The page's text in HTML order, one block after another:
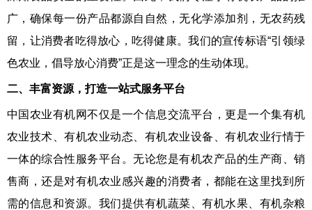
广，确保每一份产品都源自自然，无化学添加剂，无农药残
留，让消费者吃得放心，吃得健康。我们的宣传标语“引领绿
色农业，倡导放心消费”正是这一理念的生动体现。
二、丰富资源，打造一站式服务平台
中国农业有机网不仅是一个信息交流平台，更是一个集有机
农业技术、有机农业动态、有机农业设备、有机农业行情于
一体的综合性服务平台。无论您是有机农产品的生产商、销
售商，还是对有机农业感兴趣的消费者，都能在这里找到所
需的信息和资源。我们提供有机蔬菜、有机水果、有机杂粮